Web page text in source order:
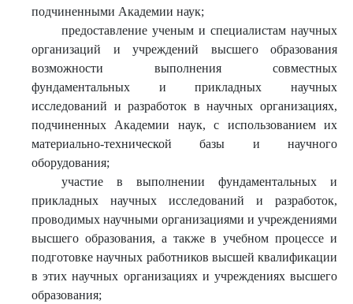
подчиненными Академии наук;
предоставление ученым и специалистам научных
организаций и учреждений высшего образования
возможности выполнения совместных
фундаментальных и прикладных научных
исследований и разработок в научных организациях,
подчиненных Академии наук, с использованием их
материально-технической базы и научного
оборудования;
участие в выполнении фундаментальных и
прикладных научных исследований и разработок,
проводимых научными организациями и учреждениями
высшего образования, а также в учебном процессе и
подготовке научных работников высшей квалификации
в этих научных организациях и учреждениях высшего
образования;